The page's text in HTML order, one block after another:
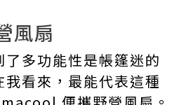
風扇
多功能性是帳篷迷的
看來，最能代表這種